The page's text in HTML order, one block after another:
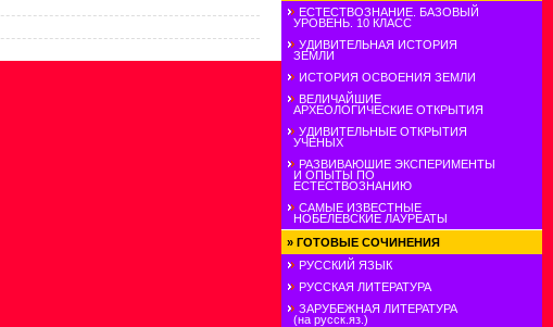
ЕСТЕСТВОЗНАНИЕ. БАЗОВЫЙ
УРОВЕНЬ. 10 КЛАСС
УДИВИТЕЛЬНАЯ ИСТОРИЯ
ЗЕМЛИ
ИСТОРИЯ ОСВОЕНИЯ ЗЕМЛИ
ВЕЛИЧАЙШИЕ
АРХЕОЛОГИЧЕСКИЕ ОТКРЫТИЯ
УДИВИТЕЛЬНЫЕ ОТКРЫТИЯ
УЧЕНЫХ
РАЗВИВАЮШИЕ ЭКСПЕРИМЕНТЫ
И ОПЫТЫ ПО
ЕСТЕСТВОЗНАНИЮ
САМЫЕ ИЗВЕСТНЫЕ
НОБЕЛЕВСКИЕ ЛАУРЕАТЫ
» ГОТОВЫЕ СОЧИНЕНИЯ
РУССКИЙ ЯЗЫК
РУССКАЯ ЛИТЕРАТУРА
ЗАРУБЕЖНАЯ ЛИТЕРАТУРА
(на русск.яз.)